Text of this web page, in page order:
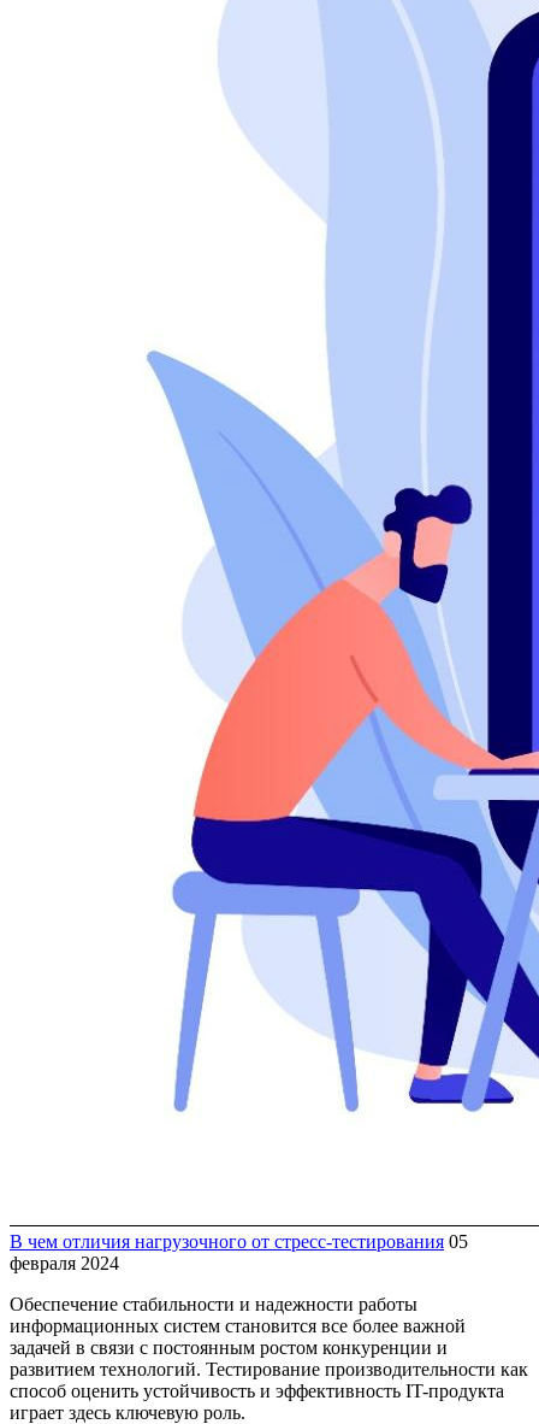
В чем отличия нагрузочного от стресс-тестирования 05
февраля 2024
Обеспечение стабильности и надежности работы
информационных систем становится все более важной
задачей в связи с постоянным ростом конкуренции и
развитием технологий. Тестирование производительности как
способ оценить устойчивость и эффективность IT-продукта
играет здесь ключевую роль.